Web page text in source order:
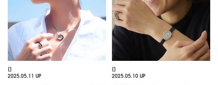
[]
2025.05.11 UP
[]
2025.05.10 UP